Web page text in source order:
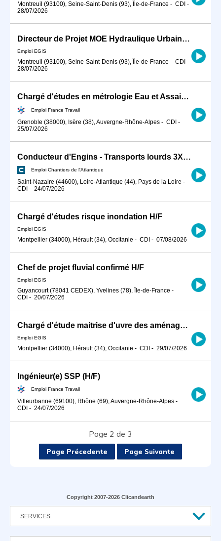
Montreuil (93100), Seine-Saint-Denis (93), Île-de-France - CDI -
28/07/2026
Directeur de Projet MOE Hydraulique Urbaine, Assainissement et Eau Potable H/F
Emploi EGIS
Montreuil (93100), Seine-Saint-Denis (93), Île-de-France - CDI -
28/07/2026
Chargé d'études en métrologie Eau et Assainissement (H/F)
Emploi France Travail
Grenoble (38000), Isère (38), Auvergne-Rhône-Alpes - CDI -
25/07/2026
Conducteur d'Engins - Transports lourds 3X8 H/F
Emploi Chantiers de l'Atlantique
Saint-Nazaire (44600), Loire-Atlantique (44), Pays de la Loire -
CDI - 24/07/2026
Chargé d'études risque inondation H/F
Emploi EGIS
Montpellier (34000), Hérault (34), Occitanie - CDI - 07/08/2026
Chef de projet fluvial confirmé H/F
Emploi EGIS
Guyancourt (78041 CEDEX), Yvelines (78), Île-de-France -
CDI - 20/07/2026
Chargé d'étude maitrise d'uvre des aménagements fluviaux H/F
Emploi EGIS
Montpellier (34000), Hérault (34), Occitanie - CDI - 29/07/2026
Ingénieur(e) SSP (H/F)
Emploi France Travail
Villeurbanne (69100), Rhône (69), Auvergne-Rhône-Alpes -
CDI - 24/07/2026
Page 2 de 3
Page Précedente Page Suivante
Copyright 2007-2026 Clicandearth
SERVICES